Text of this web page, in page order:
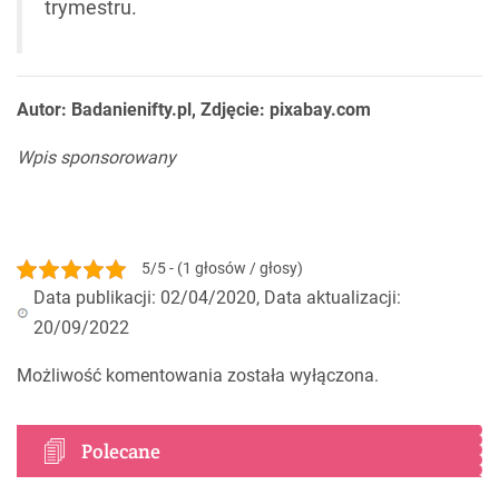
trymestru.
Autor: Badanienifty.pl, Zdjęcie: pixabay.com
Wpis sponsorowany
5/5 - (1 głosów / głosy)
Data publikacji: 02/04/2020, Data aktualizacji:
20/09/2022
Możliwość komentowania została wyłączona.
Polecane